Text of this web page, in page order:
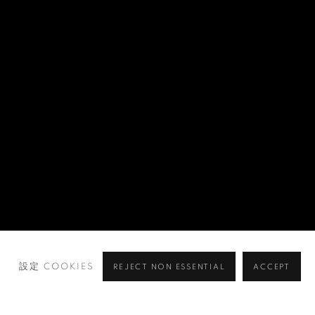
設定 COOKIES REJECT NON ESSENTIAL ACCEPT